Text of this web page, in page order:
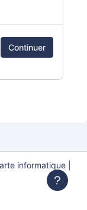
Continuer
informatique |